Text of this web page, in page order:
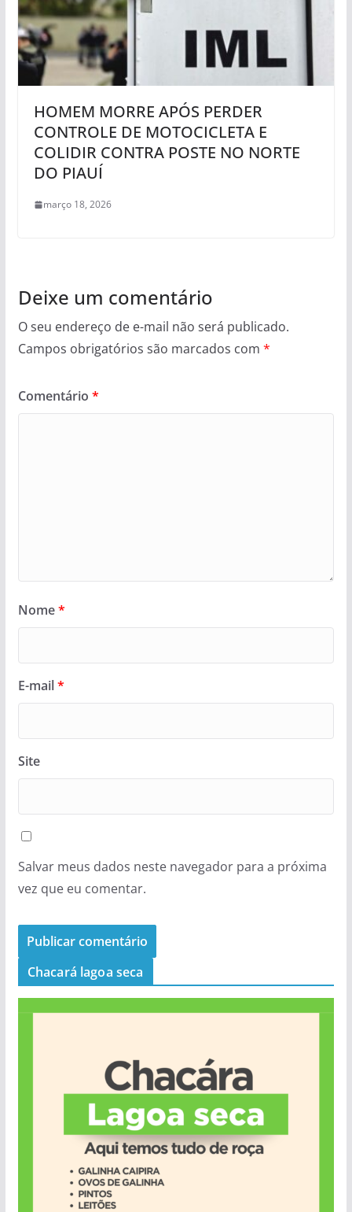
HOMEM MORRE APÓS PERDER
CONTROLE DE MOTOCICLETA E
COLIDIR CONTRA POSTE NO NORTE
DO PIAUÍ
março 18, 2026
Deixe um comentário
O seu endereço de e-mail não será publicado.
Campos obrigatórios são marcados com *
Comentário *
Nome*
E-mail*
Site
Salvar meus dados neste navegador para a próxima
vez que eu comentar.
Chacará lagoa seca